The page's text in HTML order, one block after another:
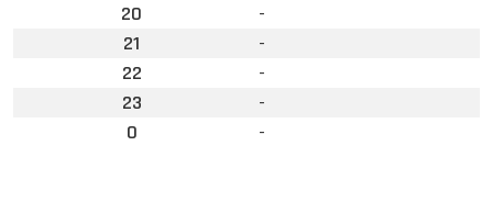
20
-
21
-
22
-
23
-
0
-